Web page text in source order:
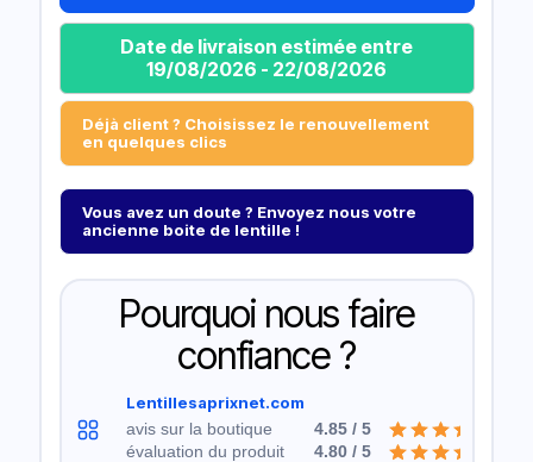
Date de livraison estimée entre
19/08/2026 - 22/08/2026
Déjà client ? Choisissez le renouvellement
en quelques clics
Vous avez un doute ? Envoyez nous votre
ancienne boite de lentille !
Pourquoi nous faire
confiance ?
Lentillesaprixnet.com
avis sur la boutique
4.85 / 5
évaluation du produit
4.80 / 5